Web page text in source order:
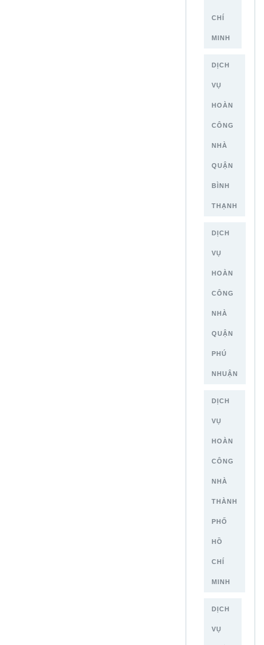
CHÍ
MINH
DỊCH
VỤ
HOÀN
CÔNG
NHÀ
QUẬN
BÌNH
THẠNH
DỊCH
VỤ
HOÀN
CÔNG
NHÀ
QUẬN
PHÚ
NHUẬN
DỊCH
VỤ
HOÀN
CÔNG
NHÀ
THÀNH
PHỐ
HỒ
CHÍ
MINH
DỊCH
VỤ